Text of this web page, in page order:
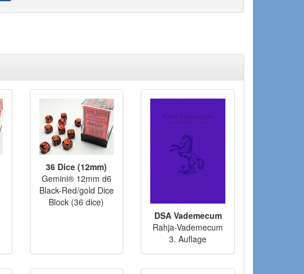
36 Dice (12mm)
Gemini® 12mm d6
Black-Red/gold Dice
Block (36 dice)
DSA Vademecum
Rahja-Vademecum
3. Auflage